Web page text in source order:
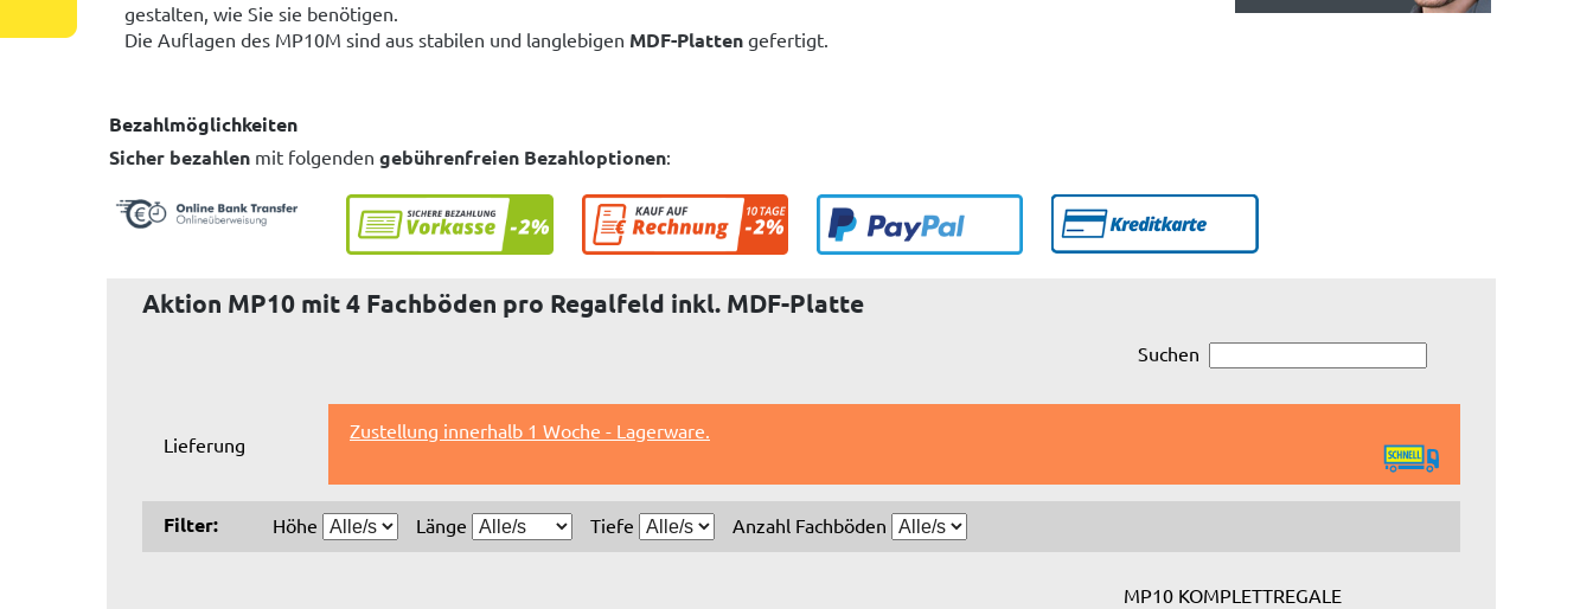
gestalten, wie Sie sie benötigen.
Die Auflagen des MP10M sind aus stabilen und langlebigen MDF-Platten gefertigt.
Bezahlmöglichkeiten
Sicher bezahlen mit folgenden gebührenfreien Bezahloptionen:
Aktion MP10 mit 4 Fachböden pro Regalfeld inkl. MDF-Platte
Suchen
Lieferung
Zustellung innerhalb 1 Woche - Lagerware.
Filter: Höhe Länge Tiefe Anzahl Fachböden
MP10 KOMPLETTREGALE